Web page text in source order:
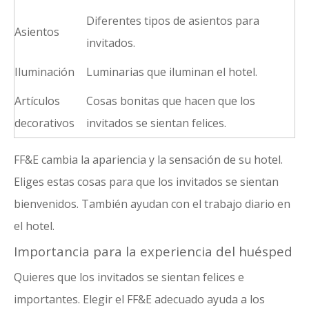
Asientos
Diferentes tipos de asientos para
invitados.
Iluminación
Luminarias que iluminan el hotel.
Artículos
decorativos
Cosas bonitas que hacen que los
invitados se sientan felices.
FF&E cambia la apariencia y la sensación de su hotel.
Eliges estas cosas para que los invitados se sientan
bienvenidos. También ayudan con el trabajo diario en
el hotel.
Importancia para la experiencia del huésped
Quieres que los invitados se sientan felices e
importantes. Elegir el FF&E adecuado ayuda a los